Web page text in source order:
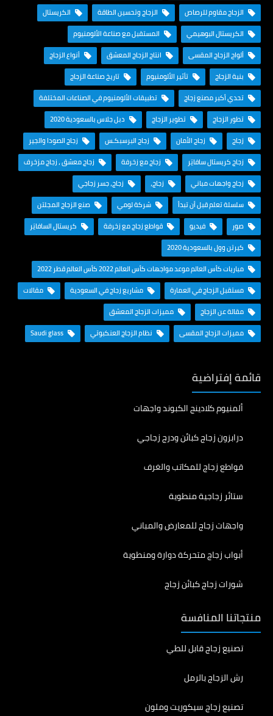
الزجاج مقاوم للرصاص
الزجاج وتحسين الطاقة
الكريستال
الكريستال البوهيمي
المستقبل مع صناعة الألومنيوم
ألواح الزجاج المقسى
انتاج الزجاج المعشق
أنواع الزجاج
بنية الزجاج
تأثير الألومنيوم
تاريخ صناعة الزجاج
تحدي أكبر مصنع زجاج
تطبيقات الألومنيوم في الصناعات المختلفة
تطور الزجاج
تطوير الزجاج
دبل جلاس بالسعودية 2020
زجاج
زجاج الأمان زجاج البرسبكـس
زجاج الصودا والجير
زجاج كريستال سافايَر
زجاج مع زخرفة
زجاج معشق ، زجاج مزخرف
زجاج واجهات مباني
زجاج،
زجاج، جسر زجاجي
سلسلة تعلم قبل أن تبدأ
شركة لومي
صنع الزجاج المجلتن
صور
فيديو قواطع زجاج مع زخرفة
كريستال السافايَر
كيرتن وول بالسعودية 2020
مباريات كأس العالم موعد مواجهات كأس العالم 2022 كأس العالم قطر 2022
مستقبل الزجاج في العمارة
مشاريع زجاج في السعودية
مقالات
مقالة عن الزجاج
مميزات الزجاج المعشق
مميزات الزجاج المقسى
نظام الزجاج العنكبوتي
قائمة إفتراضية
ألمنيوم كلادينج الكبوند واجهات
درابزون زجاج كبائن ودرج زجاجي
قواطع زجاج للمكاتب والغرف
ستائر زجاجية منطوية
واجهات زجاج للمعارض والمباني
أبواب زجاج متحركة دوارة ومنطوية
شورات زجاج كبائن زجاج
منتجاتنا المنافسة
تصنيع زجاج قابل للطي
رش الزجاج بالرمل
تصنيع زجاج سيكوريت وملون